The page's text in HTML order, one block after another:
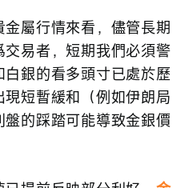
屬行情來看，儘管長期
易者，短期我們必須警
銀的看多頭寸已處於歷
短暫緩和（例如伊朗局
的踩踏可能導致金銀價